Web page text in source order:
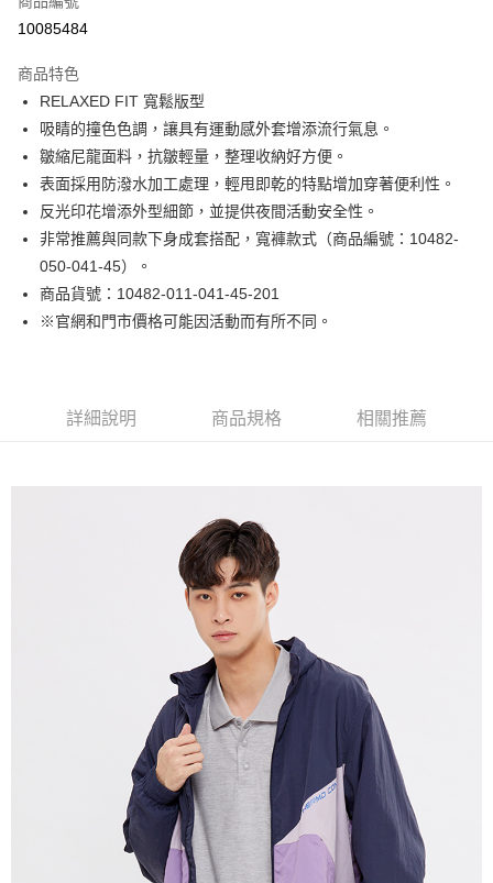
LINE Pay
街口支付
悠遊付
Google Pay
貨到付款
運送方式
每筆NT$130，滿NT$1,000(含以上)免運費
10085484
商品特色
RELAXED FIT 寬鬆版型
吸睛的撞色色調，讓具有運動感外套增添流行氣息。
皺縮尼龍面料，抗皺輕量，整理收納好方便。
表面採用防潑水加工處理，輕甩即乾的特點增加穿著便利性。
反光印花增添外型細節，並提供夜間活動安全性。
非常推薦與同款下身成套搭配，寬褲款式（商品編號：10482-
050-041-45）。
商品貨號：10482-011-041-45-201
※官網和門市價格可能因活動而有所不同。
詳細說明 商品規格 相關推薦